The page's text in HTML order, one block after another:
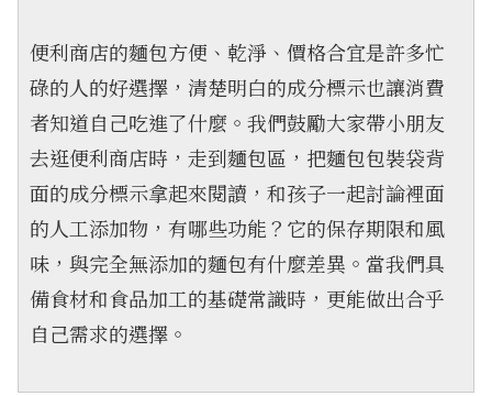
便利商店的麵包方便、乾淨、價格合宜是許多忙
碌的人的好選擇，清楚明白的成分標示也讓消費
者知道自己吃進了什麼。我們鼓勵大家帶小朋友
去逛便利商店時，走到麵包區，把麵包包裝袋背
面的成分標示拿起來閱讀，和孩子一起討論裡面
的人工添加物，有哪些功能？它的保存期限和風
味，與完全無添加的麵包有什麼差異。當我們具
備食材和食品加工的基礎常識時，更能做出合乎
自己需求的選擇。